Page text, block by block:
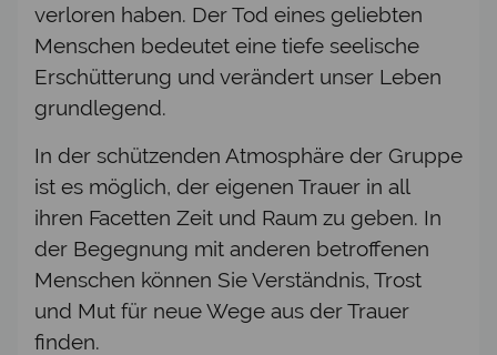
verloren haben. Der Tod eines geliebten
Menschen bedeutet eine tiefe seelische
Erschütterung und verändert unser Leben
grundlegend.
In der schützenden Atmosphäre der Gruppe
ist es möglich, der eigenen Trauer in all
ihren Facetten Zeit und Raum zu geben. In
der Begegnung mit anderen betroffenen
Menschen können Sie Verständnis, Trost
und Mut für neue Wege aus der Trauer
finden.